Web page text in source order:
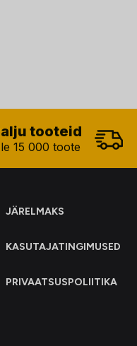
tooteid
15 000 toote
JÄRELMAKS
KASUTAJATINGIMUSED
PRIVAATSUSPOLIITIKA